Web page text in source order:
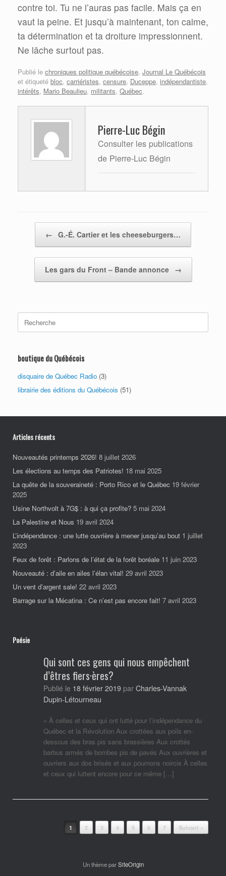
contre toi. Tu ne l’auras pas facile. Mais ça en
vaut la peine. Et jusqu’à maintenant, ton calme,
ta détermination et ta droiture impressionnent.
Ne lâche surtout pas.
Publié le chroniques politique québécoise, Journal Le Québécois
et étiqueté bloc, carriéristes, censure, Duceppe, indépendantiste,
intérêts, Mario Beaulieu, militants, Québec.
Pierre-Luc Bégin
Consulter les publications
de Pierre-Luc Bégin
Post navigation
← G.-É. Cartier et les cheeseburgers…
Les gars du Front – Bande annonce →
Search
for:
boutique du Québécois
disquaire de Québec Radio (3)
librairie des éditions du Québécois (51)
Articles récents
Nouveautés printemps 2026! 8 juillet 2026
Les élections au temps des Patriotes! 18 mai 2025
La quête de la souveraineté : Porto Rico et le Québec 19 février
2025
Usine Northvolt à 7G$ : à qui ça profite? 5 mai 2024
La Palestine et Nous 19 avril 2024
L’indépendance : une lutte ouvrière à mener jusqu’au bout 1 juillet
2023
Feux de forêt : Parlons de l’état de la forêt boréale 11 juin 2023
Nouveauté : d’aile en ailes l’élan vital! 29 avril 2023
Un vent d’argent sale! 22 avril 2023
Barrage sur la Mécatina : Ce n’est pas encore fait! 7 avril 2023
Poésie
Qui sont ces gens qui nous empêchent
d’êtres fiers·ères?
Publié le 18 février 2019 par Charles-Vannak
Dupin-Létourneau
« À celles et ceux qui ont lutté pour l’indépendance du
Québec et la Révolution Aux crottées aux poils en-
dessous des bras pis sans brassières Aux crottés
barbus armés de bombes pis de pavés Aux ouvrières et
ouvriers aux dos brisés et aux poumons noircis À celles
et ceux qui luttent encore pour ce même […]
1 2 3 4 5 6 7 Suivant »
Un thème parSiteOrigin